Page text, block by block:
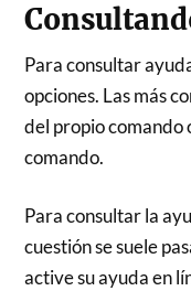
Para consultar
opciones. Las más
del propio comando
comando.
Para consultar la
cuestión se suele
active su ayuda en